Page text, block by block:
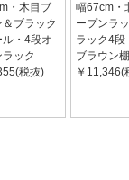
・木目ブ
＆ブラック
ル・4段オ
ック
税抜)
幅67cm・
ープンラ
ラック4段
ブラウン棚
￥11,346(